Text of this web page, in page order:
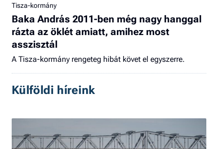
Tisza-kormány
Baka András 2011-ben még nagy hanggal
rázta az öklét amiatt, amihez most
asszisztál
A Tisza-kormány rengeteg hibát követ el egyszerre.
Külföldi híreink